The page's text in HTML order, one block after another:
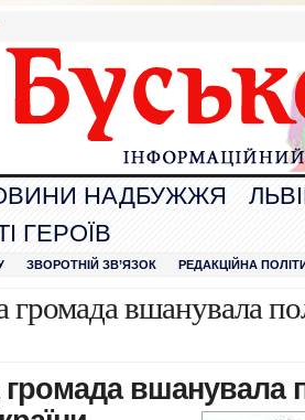
НАДБУЖЖЯ
ГЕРОЇВ
ЗВОРОТНІЙ ЗВ’ЯЗОК РЕДАКЦІЙНА
громада вшанувала
громада вшанувала